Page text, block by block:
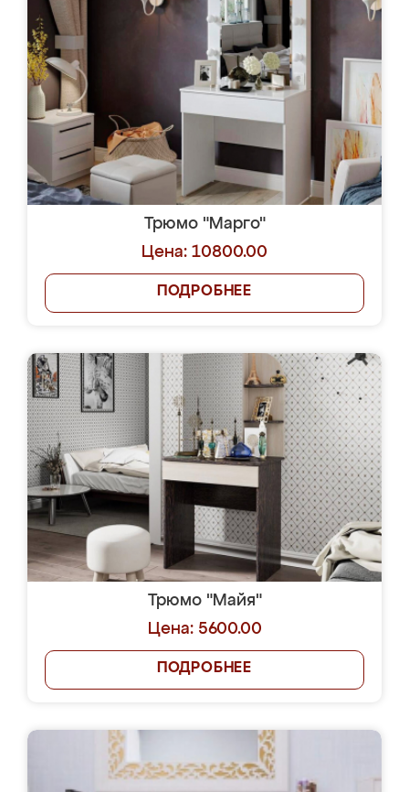
Трюмо "Марго"
Цена: 10800.00
ПОДРОБНЕЕ
Трюмо "Майя"
Цена: 5600.00
ПОДРОБНЕЕ